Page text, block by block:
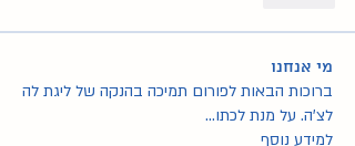
מי אנחנו
ברוכות הבאות לפורום תמיכה בהנקה של ליגת לה
לצ'ה. על מנת לכתו...
למידע נוסף